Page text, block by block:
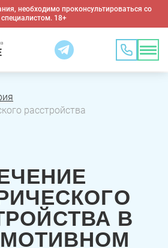
необходимо проконсультироваться со
специалистом. 18+
расстройства
В